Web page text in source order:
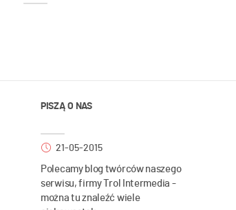
PISZĄ O NAS
21-05-2015
Polecamy blog twórców naszego
serwisu, firmy Trol Intermedia -
można tu znaleźć wiele